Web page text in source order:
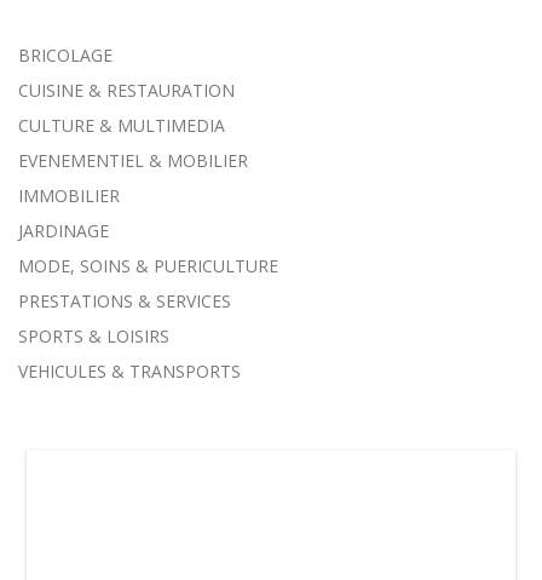
BRICOLAGE
CUISINE & RESTAURATION
CULTURE & MULTIMEDIA
EVENEMENTIEL & MOBILIER
IMMOBILIER
JARDINAGE
MODE, SOINS & PUERICULTURE
PRESTATIONS & SERVICES
SPORTS & LOISIRS
VEHICULES & TRANSPORTS